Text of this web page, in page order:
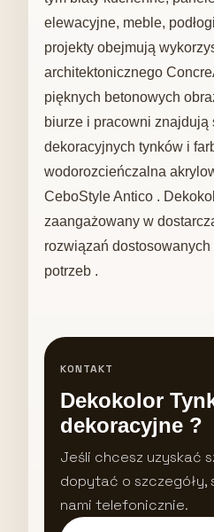
elewacyjne, meble,
projekty obejmują
architektonicznego
pięknych betonowych
biurze i pracowni znajdują
dekoracyjnych tynków i
wodorozcieńczalna
CeboStyle Antico .
zaangażowany w
rozwiązań
potrzeb .
KONTAKT
Dekokolor
dekoracyjne ?
Jeśli chcesz uzyskać
dopytać o szczegóły,
nami telefonicznie.